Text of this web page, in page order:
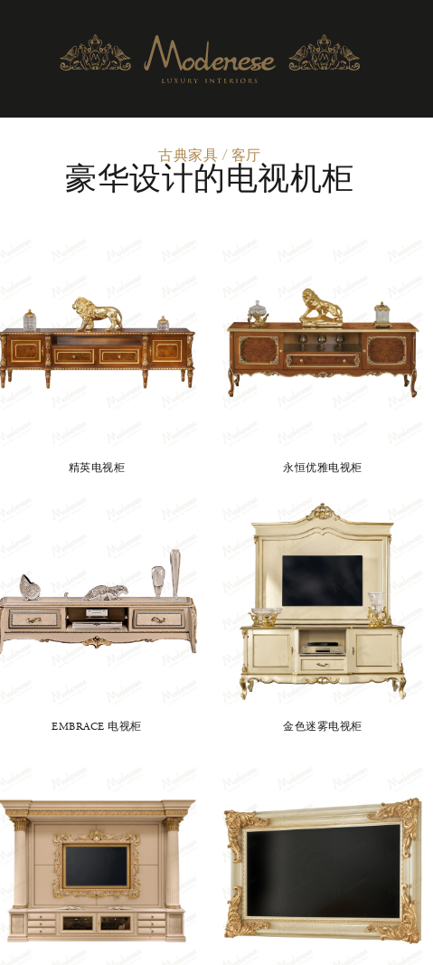
古典家具 / 客厅
豪华设计的电视机柜
精英电视柜 永恒优雅电视柜
EMBRACE 电视柜 金色迷雾电视柜